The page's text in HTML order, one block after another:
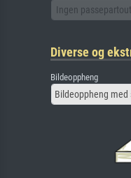
Ingen passepartout
Diverse og
Bildeoppheng
Bildeoppheng med